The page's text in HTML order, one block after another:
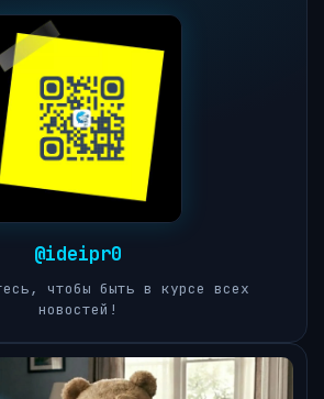
@ideipr0
чтобы быть в курсе всех
новостей!